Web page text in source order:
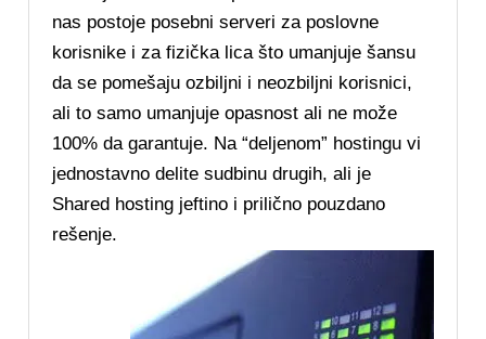
nas postoje posebni serveri za poslovne
korisnike i za fizička lica što umanjuje šansu
da se pomešaju ozbiljni i neozbiljni korisnici,
ali to samo umanjuje opasnost ali ne može
100% da garantuje. Na “deljenom” hostingu vi
jednostavno delite sudbinu drugih, ali je
Shared hosting jeftino i prilično pouzdano
rešenje.